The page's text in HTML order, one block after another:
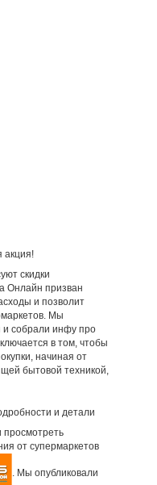
акция!
скидки
Онлайн призван
и позволит
Мы
собрали инфу про
в том, чтобы
начиная от
бытовой техникой,
и детали
просмотреть
от супермаркетов
. Мы опубликовали